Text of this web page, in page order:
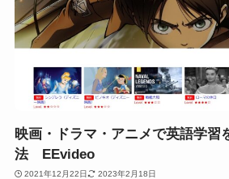
映画・ドラマ・アニメで英語学習
法 EEvideo
2021年12月22日 2023年2月18日